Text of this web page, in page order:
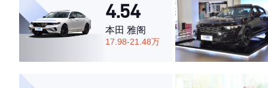
4.54
本田 雅阁
17.98-21.48万